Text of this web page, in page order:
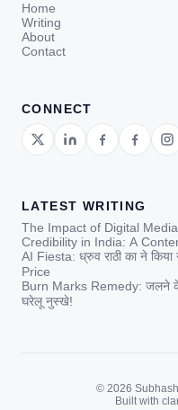
Home
Writing
About
Contact
CONNECT
LATEST WRITING
The Impact of Digital
Credibility in India: A
AI Fiesta: ध्रुव राठी का ने
Price
Burn Marks Remedy: जलने के
घरेलू नुस्खे!
© 2026
Built with